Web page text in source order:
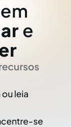
e
leia
se